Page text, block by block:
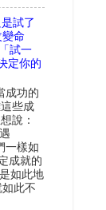
試了
命
試一
定你的
成功的
些成
說：
一樣如
成就的
如此地
此不